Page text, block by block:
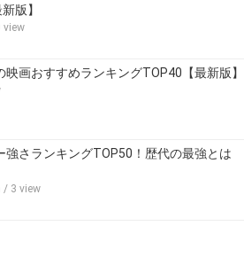
版】
view
映画おすすめランキングTOP40【最新版】
強さランキングTOP50！歴代の最強とは
/ 3 view